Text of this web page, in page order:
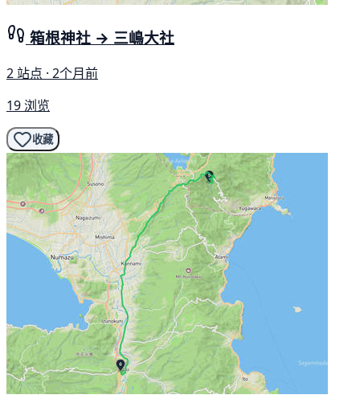
箱根神社 → 三嶋大社
2 站点 · 2个月前
19 浏览
收藏